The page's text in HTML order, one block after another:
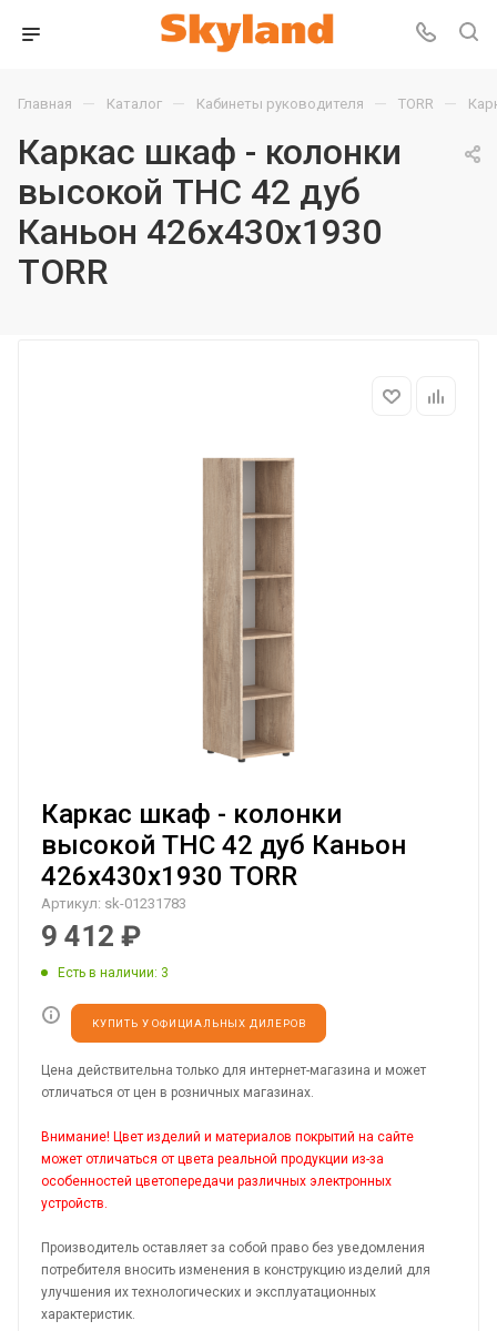
Главная — Каталог — Кабинеты руководителя — TORR —
Каркас шкаф - колонки
высокой THC 42 дуб
Каньон 426х430х1930
TORR
Каркас шкаф - колонки
высокой THC 42 дуб Каньон
426х430х1930 TORR
Артикул: sk-01231783
9 412 ₽
Есть в наличии: 3
КУПИТЬ У ОФИЦИАЛЬНЫХ ДИЛЕРОВ
Цена действительна только для интернет-магазина и может
отличаться от цен в розничных магазинах.
Внимание! Цвет изделий и материалов покрытий на сайте
может отличаться от цвета реальной продукции из-за
особенностей цветопередачи различных электронных
устройств.
Производитель оставляет за собой право без уведомления
потребителя вносить изменения в конструкцию изделий для
улучшения их технологических и эксплуатационных
характеристик.